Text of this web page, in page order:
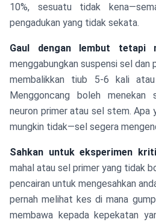
10%, sesuatu tidak
pengadukan yang tidak sekata.
Gaul dengan lembut tetapi
menggabungkan suspensi sel dan
membalikkan tiub 5-6 kali
Menggoncang boleh
neuron primer atau sel stem. Apa
mungkin tidak—sel segera
Sahkan untuk eksperimen
mahal atau sel primer yang tidak
pencairan untuk mengesahkan
pernah melihat kes di mana
membawa kepada kepekatan